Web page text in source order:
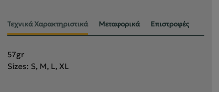
Τεχνικά Χαρακτηριστικά Μεταφορικά Επιστροφές
57gr
Sizes: S, M, L, XL